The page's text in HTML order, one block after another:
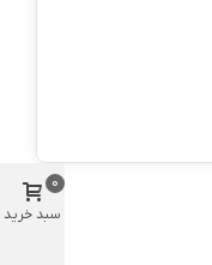
سبد خرید
0